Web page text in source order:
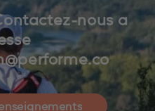
nous a